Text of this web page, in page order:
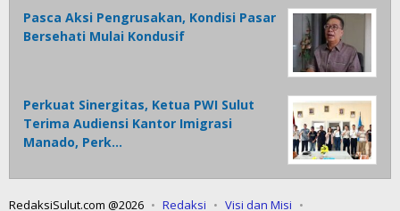
Pasca Aksi Pengrusakan, Kondisi Pasar
Bersehati Mulai Kondusif
Perkuat Sinergitas, Ketua PWI Sulut
Terima Audiensi Kantor Imigrasi
Manado, Perk…
RedaksiSulut.com @2026 Redaksi Visi dan Misi